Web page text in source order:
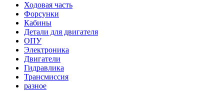
Ходовая часть
Форсунки
Кабины
Детали для двигателя
ОПУ
Электроника
Двигатели
Гидравлика
Трансмиссия
разное